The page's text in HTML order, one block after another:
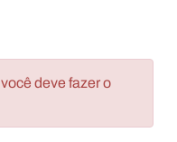
deve fazer o